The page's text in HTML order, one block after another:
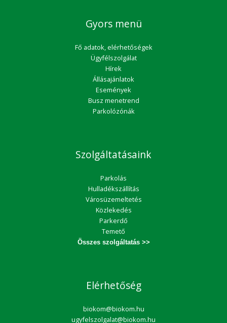
Gyors menü
Fő adatok, elérhetőségek
Ügyfélszolgálat
Hírek
Állásajánlatok
Események
Busz menetrend
Parkolózónák
Szolgáltatásaink
Parkolás
Hulladékszállítás
Városüzemeltetés
Közlekedés
Parkerdő
Temető
Összes szolgáltatás >>
Elérhetőség
biokom@biokom.hu
ugyfelszolgalat@biokom.hu